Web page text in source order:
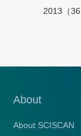
2013（36
About
About SCISCAN